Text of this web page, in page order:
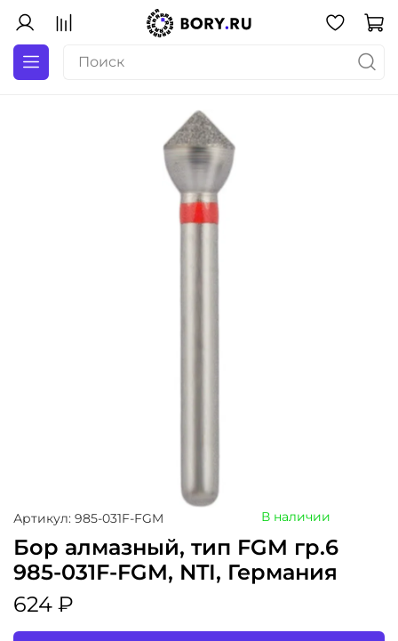
Артикул: 985-031F-FGM В наличии
Бор алмазный, тип FGM гр.6
985-031F-FGM, NTI, Германия
624 ₽